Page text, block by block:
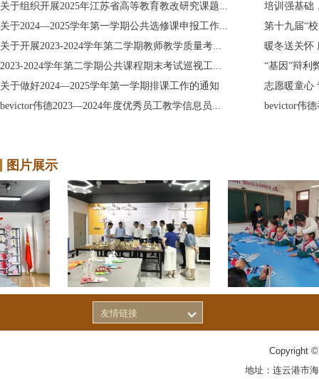
关于组织开展2025年江苏省高等教育教改研究课题...
关于2024—2025学年第一学期公共选修课申报工作...
关于开展2023-2024学年第二学期教师教学质量考...
2023-2024学年第二学期公共课程期末考试巡视工...
关于做好2024—2025学年第一学期排课工作的通知
bevictor伟德2023—2024年度优秀员工教学信息员...
培训强基础
第十九届“
暖冬送关怀
“基因”辩利
志愿暖童心
bevictor伟
图片展示
友情链接
Copyright
地址：连云港市